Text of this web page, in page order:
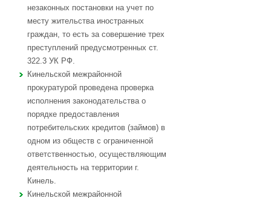
незаконных постановки на учет по
месту жительства иностранных
граждан, то есть за совершение трех
преступлений предусмотренных ст.
322.3 УК РФ.
Кинельской межрайонной
прокуратурой проведена проверка
исполнения законодательства о
порядке предоставления
потребительских кредитов (займов) в
одном из обществ с ограниченной
ответственностью, осуществляющим
деятельность на территории г.
Кинель.
Кинельской межрайонной